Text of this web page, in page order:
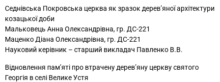
Седнівська Покровська церква як зразок дерев’яної архітектури
козацької доби
Мальковець Анна Олександрівна, гр. ДС-221
Маценко Діана Олександрівна, гр. ДС-221
Науковий керівник – старший викладач Павленко В.В.
Відновлення пам’яті про втрачену дерев’яну церкву святого
Георгія в селі Велике Устя